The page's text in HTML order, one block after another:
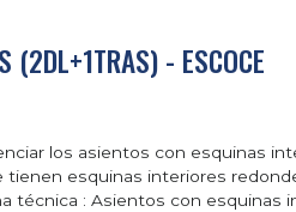
(2DL+1TRAS) - ESCOCE
los asientos con esquinas
tienen esquinas interiores
técnica : Asientos con esquinas